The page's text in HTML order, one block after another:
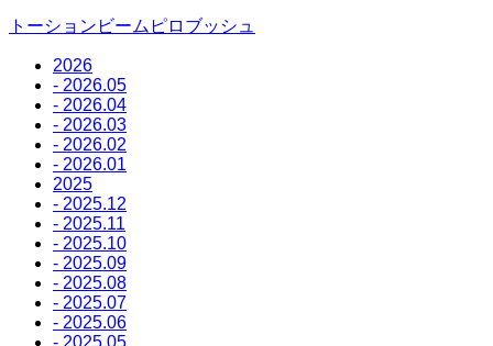
トーションビームピロブッシュ
2026
- 2026.05
- 2026.04
- 2026.03
- 2026.02
- 2026.01
2025
- 2025.12
- 2025.11
- 2025.10
- 2025.09
- 2025.08
- 2025.07
- 2025.06
- 2025.05